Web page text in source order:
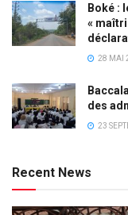
Boké :
«
28 MAI
des
23
Recent News